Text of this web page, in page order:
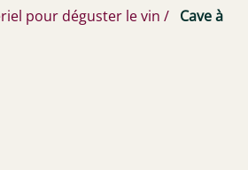
pour déguster le vin / Cave à